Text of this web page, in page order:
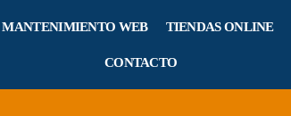
MANTENIMIENTO WEB TIENDAS ONLINE
CONTACTO